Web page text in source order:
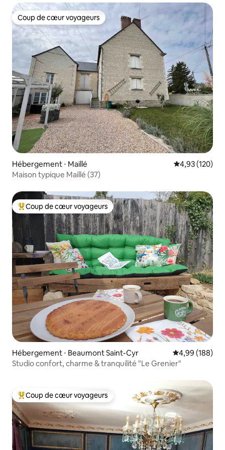
Coup de cœur voyageurs
Coup de cœur voyageurs
Hébergement ⋅ Maillé Évaluation
4,93 (120)
Maison typique Maillé (37)
Coups de cœur voyageurs les plus appréciés
Coup de cœur voyageurs
Hébergement ⋅ Beaumont Saint-Cyr Évaluation
4,99 (188)
Studio confort, charme & tranquilité "Le Grenier"
Coups de cœur voyageurs les plus appréciés
Coup de cœur voyageurs